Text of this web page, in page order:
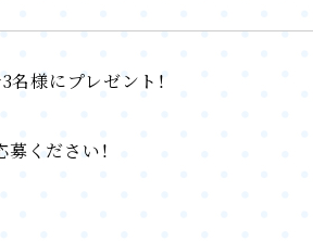
名様にプレゼント！
ください！